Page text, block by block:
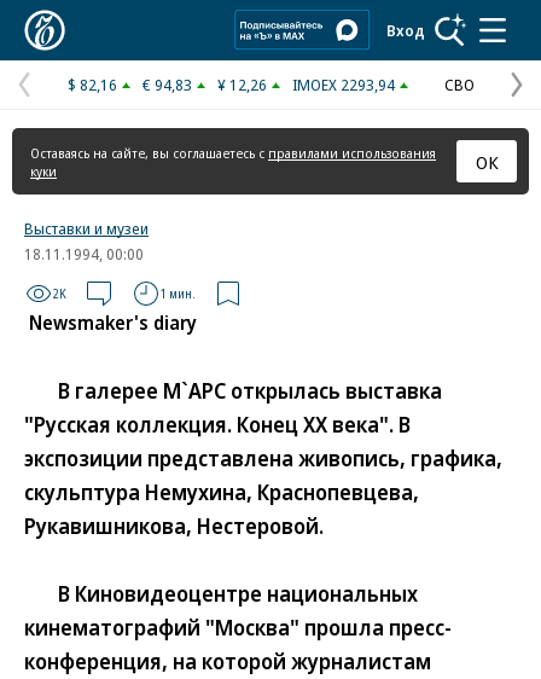
Вход
Предыдущая
страница
$ 82,16 € 94,83 ¥ 12,26 IMOEX 2293,94 СВО
Оставаясь на сайте, вы соглашаетесь с правилами использования
куки
ОК
Выставки и музеи
18.11.1994, 00:00
2K 1 мин.
Newsmaker's diary
В галерее М`АРС открылась выставка
"Русская коллекция. Конец XX века". В
экспозиции представлена живопись, графика,
скульптура Немухина, Краснопевцева,
Рукавишникова, Нестеровой.
В Киновидеоцентре национальных
кинематографий "Москва" прошла пресс-
конференция, на которой журналистам